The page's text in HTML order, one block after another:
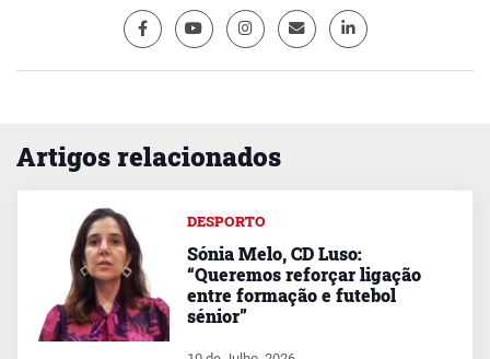
Artigos relacionados
DESPORTO
Sónia Melo, CD Luso:
“Queremos reforçar ligação
entre formação e futebol
sénior”